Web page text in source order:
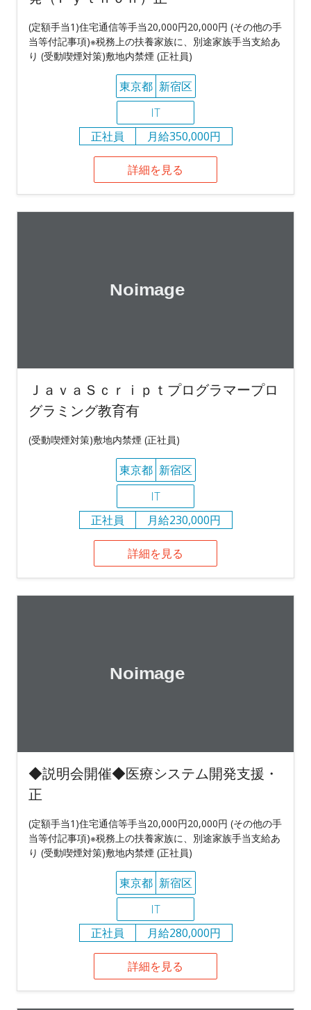
(定額手当1)住宅通信等手当20,000円20,000円 (その他の手
当等付記事項)※税務上の扶養家族に、別途家族手当支給あ
り (受動喫煙対策)敷地内禁煙 (正社員)
東京都 新宿区
IT
正社員
月給350,000円
詳細を見る
ＪａｖａＳｃｒｉｐｔプログラマープロ
グラミング教育有
(受動喫煙対策)敷地内禁煙 (正社員)
東京都 新宿区
IT
正社員
月給230,000円
詳細を見る
◆説明会開催◆医療システム開発支援・
正
(定額手当1)住宅通信等手当20,000円20,000円 (その他の手
当等付記事項)※税務上の扶養家族に、別途家族手当支給あ
り (受動喫煙対策)敷地内禁煙 (正社員)
東京都 新宿区
IT
正社員
月給280,000円
詳細を見る